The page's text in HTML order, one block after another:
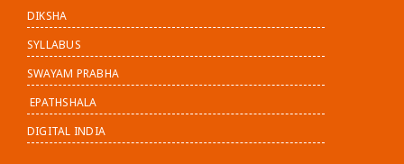
DIKSHA
SYLLABUS
SWAYAM PRABHA
EPATHSHALA
DIGITAL INDIA